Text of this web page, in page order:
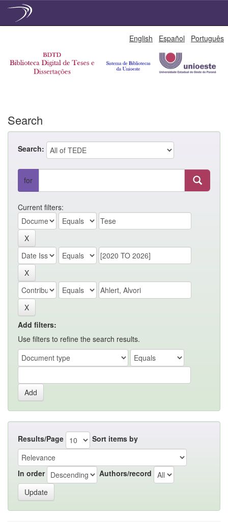
English Español Português
Search
Search:
for
Current filters:
Add filters:
Use filters to refine the search results.
Results/Page Sort items by
In order Authors/record